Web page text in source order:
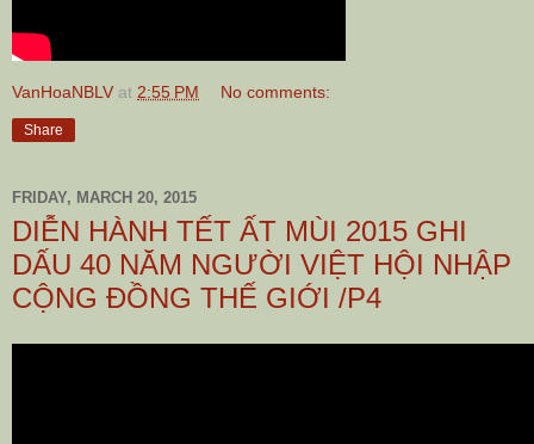
VanHoaNBLV at 2:55 PM No comments:
Share
FRIDAY, MARCH 20, 2015
DIỄN HÀNH TẾT ẤT MÙI 2015 GHI
DẤU 40 NĂM NGƯỜI VIỆT HỘI NHẬP
CỘNG ĐỒNG THẾ GIỚI /P4